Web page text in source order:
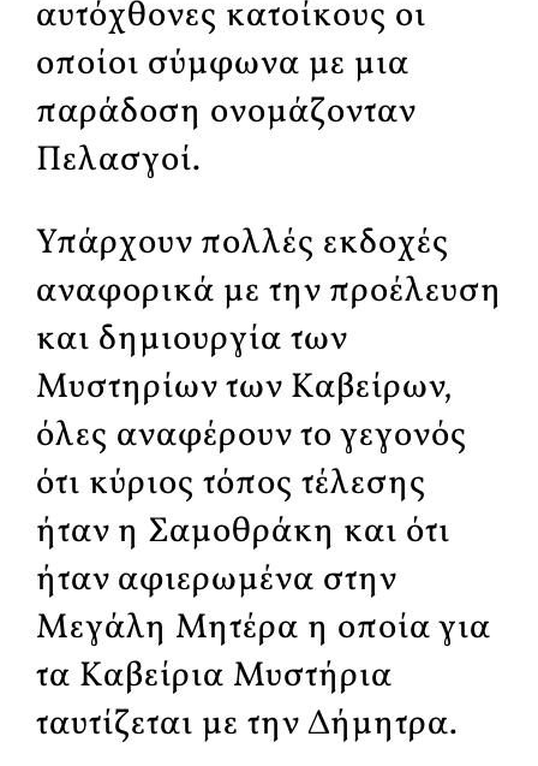
αυτόχθονες κατοίκους οι
οποίοι σύμφωνα με μια
παράδοση ονομάζονταν
Πελασγοί.
Υπάρχουν πολλές εκδοχές
αναφορικά με την προέλευση
και δημιουργία των
Μυστηρίων των Καβείρων,
όλες αναφέρουν το γεγονός
ότι κύριος τόπος τέλεσης
ήταν η Σαμοθράκη και ότι
ήταν αφιερωμένα στην
Μεγάλη Μητέρα η οποία για
τα Καβείρια Μυστήρια
ταυτίζεται με την Δήμητρα.